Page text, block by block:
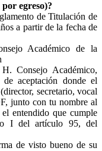
egreso)?
de Titulación de
a partir de la fecha de
Académico de la
Consejo Académico,
aceptación donde el
secretario, vocal
junto con tu nombre al
entendido que cumple
I del artículo 95, del
de visto bueno de su